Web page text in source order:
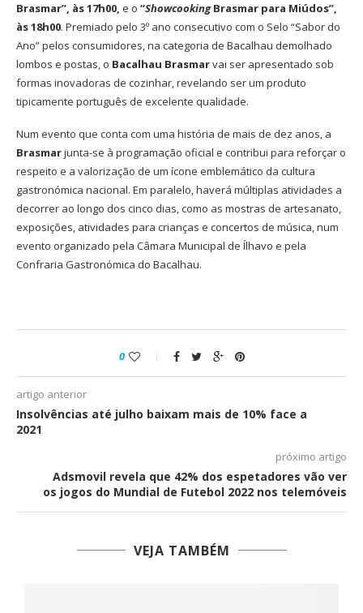
Brasmar”, às 17h00, e o “ShowcookingBrasmar para Miúdos”,
às 18h00. Premiado pelo 3º ano consecutivo com o Selo “Sabor do
Ano” pelos consumidores, na categoria de Bacalhau demolhado
lombos e postas, o Bacalhau Brasmarvai ser apresentado sob
formas inovadoras de cozinhar, revelando ser um produto
tipicamente português de excelente qualidade.
Num evento que conta com uma história de mais de dez anos, a
Brasmarjunta-se à programação oficial e contribui para reforçar o
respeito e a valorização de um ícone emblemático da cultura
gastronómica nacional. Em paralelo, haverá múltiplas atividades a
decorrer ao longo dos cinco dias, como as mostras de artesanato,
exposições, atividades para crianças e concertos de música, num
evento organizado pela Câmara Municipal de Ílhavo e pela
Confraria Gastronómica do Bacalhau.
0
artigo anterior
Insolvências até julho baixam mais de 10% face a
2021
próximo artigo
Adsmovil revela que 42% dos espetadores vão ver
os jogos do Mundial de Futebol 2022 nos telemóveis
VEJA TAMBÉM